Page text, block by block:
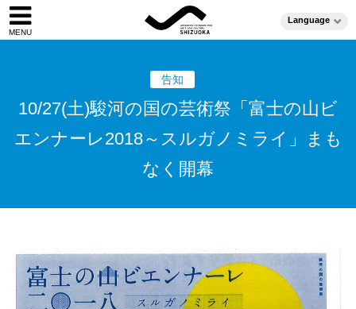
Language
告知
10/27(土)駿河の国の芸術祭「富士の山ビ
エンナーレ2018～スルガノミライ」まも
なく開幕